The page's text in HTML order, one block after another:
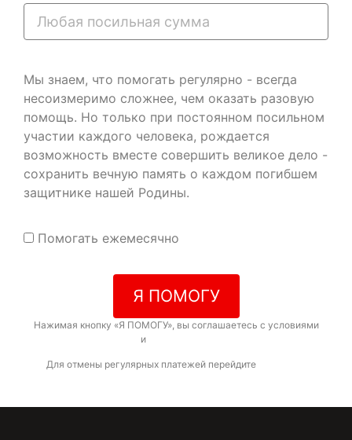
Мы знаем, что помогать регулярно - всегда
несоизмеримо сложнее, чем оказать разовую
помощь. Но только при постоянном посильном
участии каждого человека, рождается
возможность вместе совершить великое дело -
сохранить вечную память о каждом погибшем
защитнике нашей Родины.
Помогать ежемесячно
Я ПОМОГУ
Нажимая кнопку «Я ПОМОГУ», вы соглашаетесь с условиями
и
Для отмены регулярных платежей перейдите